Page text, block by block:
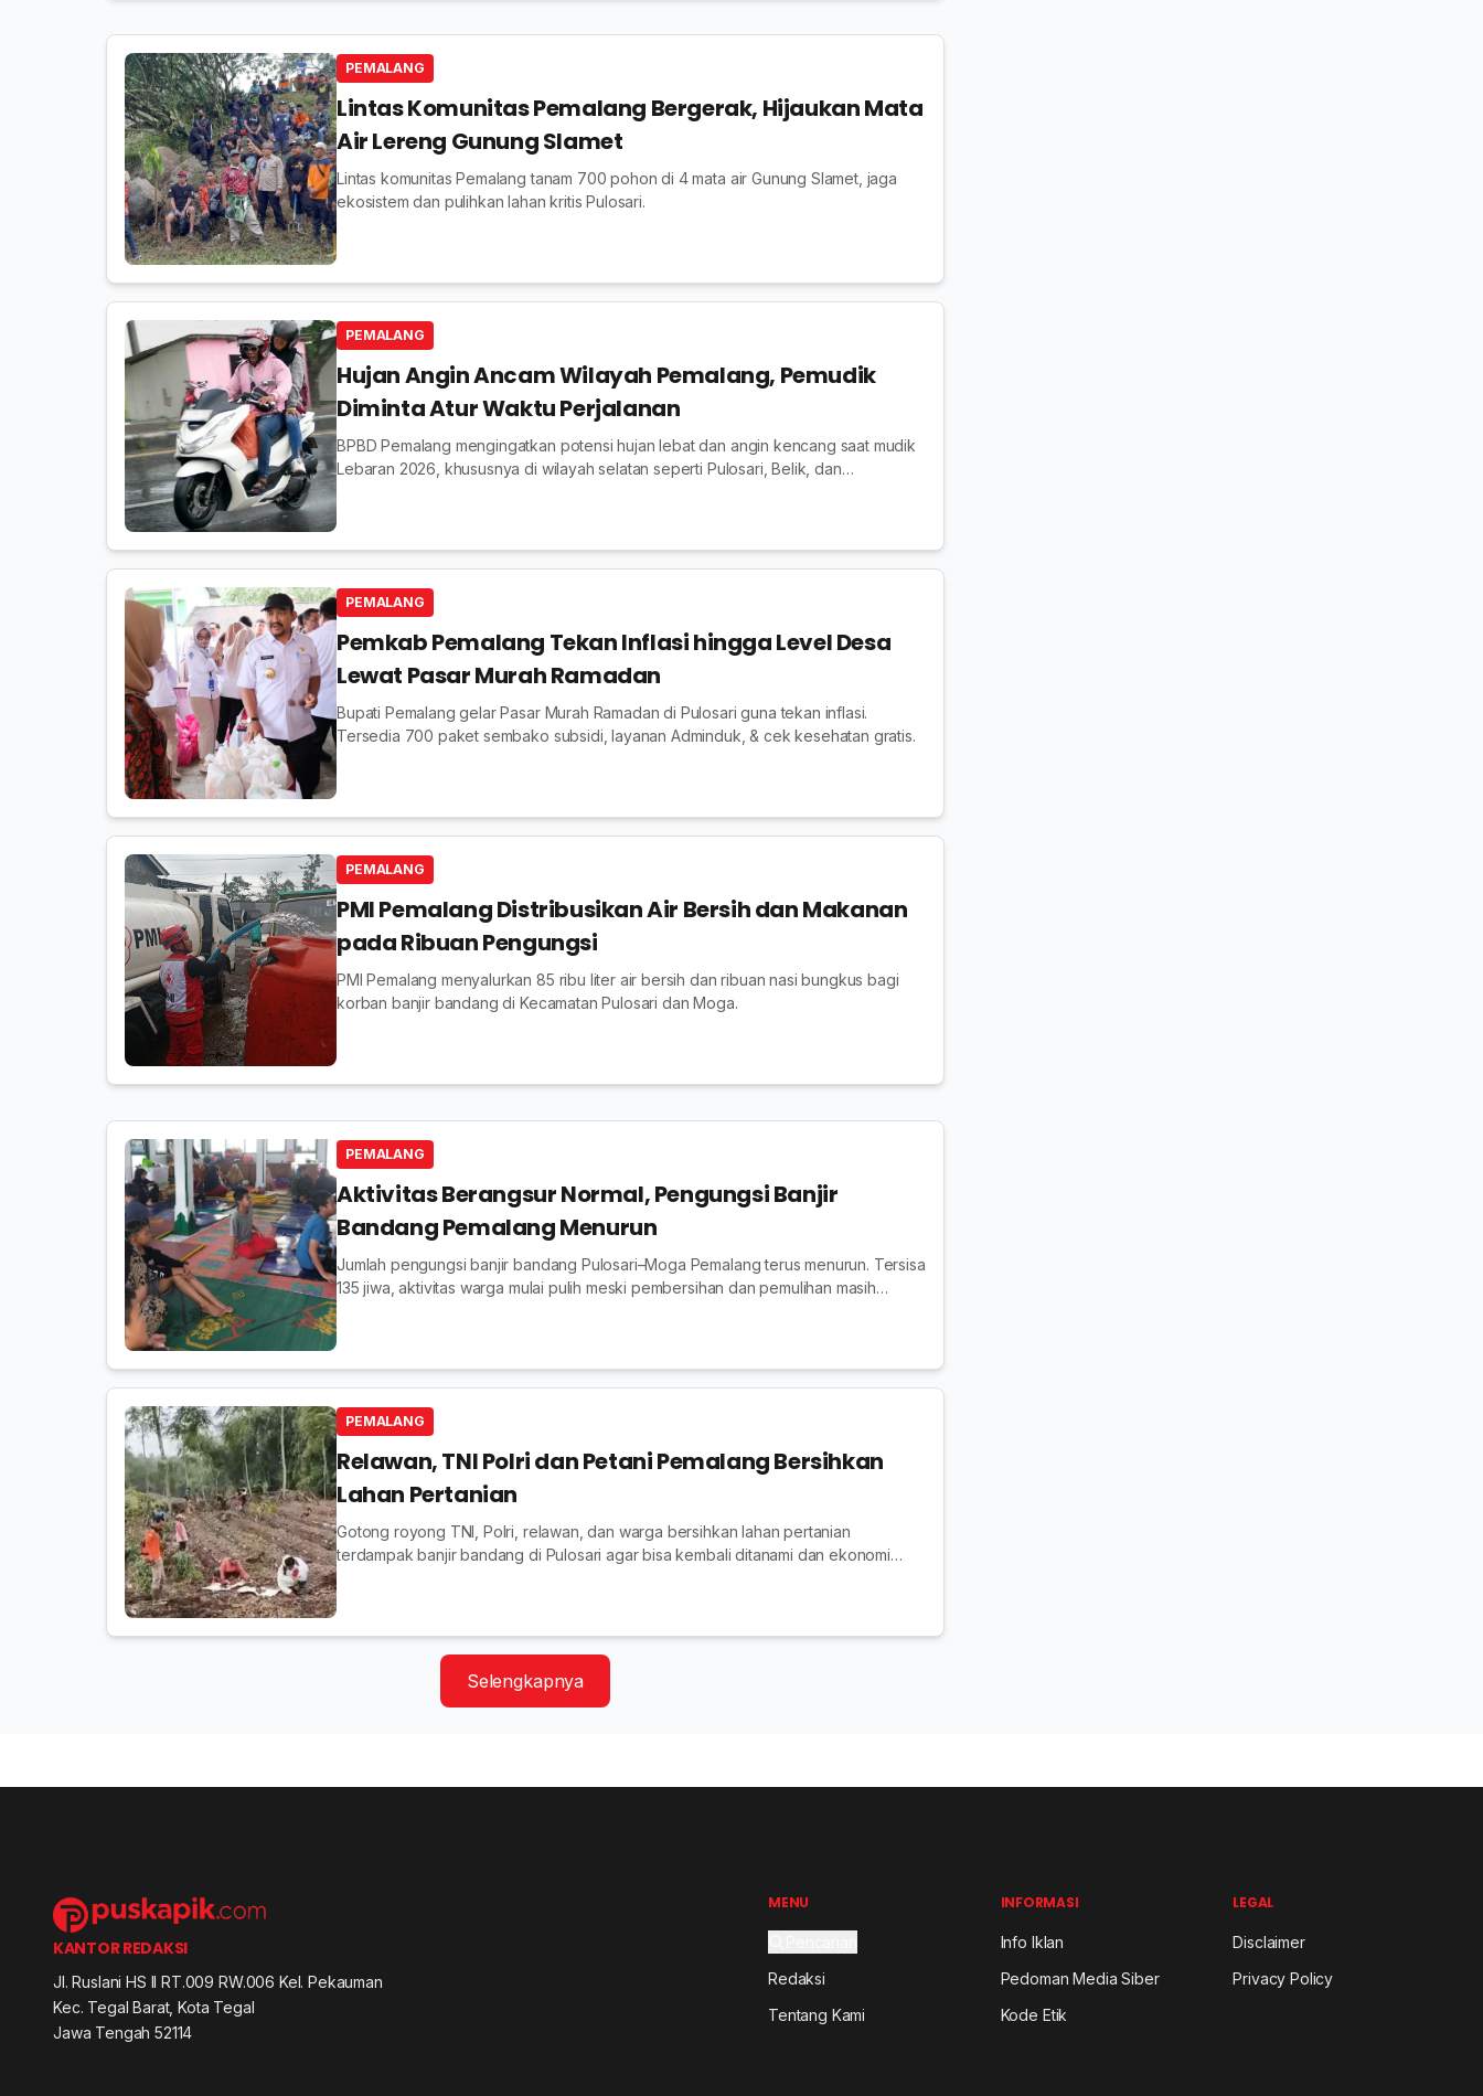
PEMALANG
Lintas Komunitas Pemalang Bergerak, Hijaukan Mata
Air Lereng Gunung Slamet
Lintas komunitas Pemalang tanam 700 pohon di 4 mata air Gunung Slamet, jaga
ekosistem dan pulihkan lahan kritis Pulosari.
PEMALANG
Hujan Angin Ancam Wilayah Pemalang, Pemudik
Diminta Atur Waktu Perjalanan
BPBD Pemalang mengingatkan potensi hujan lebat dan angin kencang saat mudik
Lebaran 2026, khususnya di wilayah selatan seperti Pulosari, Belik, dan
PEMALANG
Pemkab Pemalang Tekan Inflasi hingga Level Desa
Lewat Pasar Murah Ramadan
Bupati Pemalang gelar Pasar Murah Ramadan di Pulosari guna tekan inflasi.
Tersedia 700 paket sembako subsidi, layanan Adminduk, & cek kesehatan gratis.
PEMALANG
PMI Pemalang Distribusikan Air Bersih dan Makanan
pada Ribuan Pengungsi
PMI Pemalang menyalurkan 85 ribu liter air bersih dan ribuan nasi bungkus bagi
korban banjir bandang di Kecamatan Pulosari dan Moga.
PEMALANG
Aktivitas Berangsur Normal, Pengungsi Banjir
Bandang Pemalang Menurun
Jumlah pengungsi banjir bandang Pulosari–Moga Pemalang terus menurun. Tersisa
135 jiwa, aktivitas warga mulai pulih meski pembersihan dan pemulihan masih
PEMALANG
Relawan, TNI Polri dan Petani Pemalang Bersihkan
Lahan Pertanian
Gotong royong TNI, Polri, relawan, dan warga bersihkan lahan pertanian
terdampak banjir bandang di Pulosari agar bisa kembali ditanami dan ekonomi
Selengkapnya
KANTOR REDAKSI
Jl. Ruslani HS II RT.009 RW.006 Kel. Pekauman
Kec. Tegal Barat, Kota Tegal
Jawa Tengah 52114
MENU
Redaksi
Tentang Kami
INFORMASI
Info Iklan
Pedoman Media Siber
Kode Etik
LEGAL
Disclaimer
Privacy Policy